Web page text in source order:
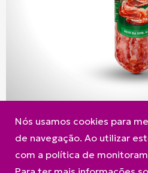
Nós usamos cookies para
de navegação. Ao utilizar
com a política de